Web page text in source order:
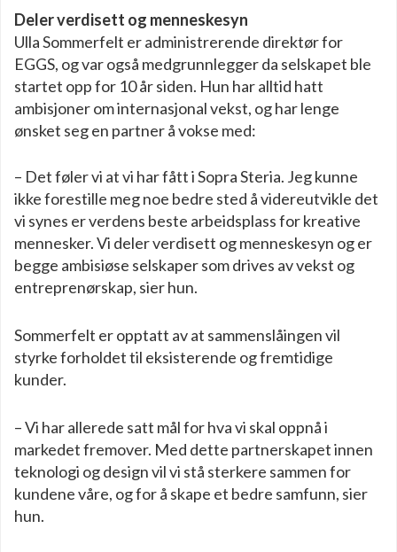
Deler verdisett og menneskesyn
Ulla Sommerfelt er administrerende direktør for
EGGS, og var også medgrunnlegger da selskapet ble
startet opp for 10 år siden. Hun har alltid hatt
ambisjoner om internasjonal vekst, og har lenge
ønsket seg en partner å vokse med:
– Det føler vi at vi har fått i Sopra Steria. Jeg kunne
ikke forestille meg noe bedre sted å videreutvikle det
vi synes er verdens beste arbeidsplass for kreative
mennesker. Vi deler verdisett og menneskesyn og er
begge ambisiøse selskaper som drives av vekst og
entreprenørskap, sier hun.
Sommerfelt er opptatt av at sammenslåingen vil
styrke forholdet til eksisterende og fremtidige
kunder.
­– Vi har allerede satt mål for hva vi skal oppnå i
markedet fremover. Med dette partnerskapet innen
teknologi og design vil vi stå sterkere sammen for
kundene våre, og for å skape et bedre samfunn, sier
hun.